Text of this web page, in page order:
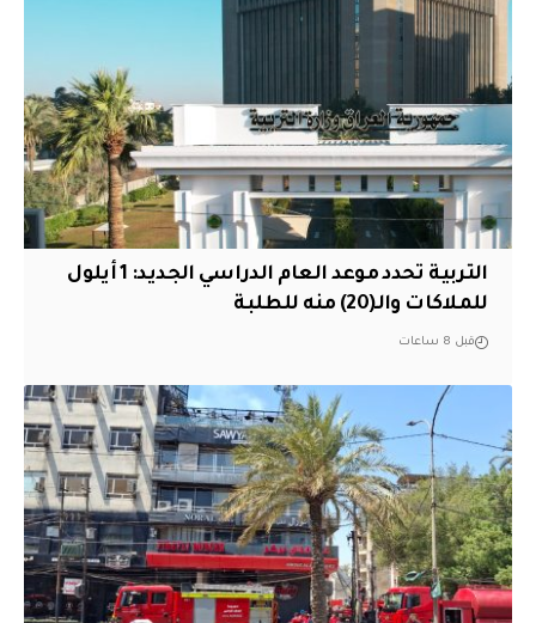
التربية تحدد موعد العام الدراسي الجديد: 1 أيلول
للملاكات والـ(20) منه للطلبة
قبل 8 ساعات